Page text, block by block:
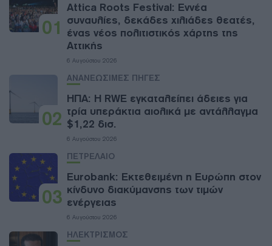
01
Attica Roots Festival: Εννέα
συναυλίες, δεκάδες χιλιάδες θεατές,
ένας νέος πολιτιστικός χάρτης της
Αττικής
6 Αυγούστου 2026
02
ΑΝΑΝΕΩΣΙΜΕΣ ΠΗΓΕΣ
ΗΠΑ: Η RWE εγκαταλείπει άδειες για
τρία υπεράκτια αιολικά με αντάλλαγμα
$1,22 δισ.
6 Αυγούστου 2026
03
ΠΕΤΡΕΛΑΙΟ
Eurobank: Εκτεθειμένη η Ευρώπη στον
κίνδυνο διακύμανσης των τιμών
ενέργειας
6 Αυγούστου 2026
ΗΛΕΚΤΡΙΣΜΟΣ